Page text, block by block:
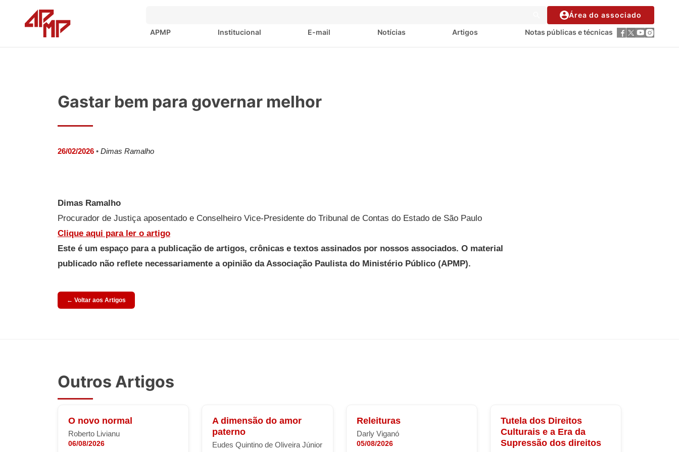
Área do associado
APMP
Institucional E-mail Notícias Artigos Notas públicas e técnicas
Gastar bem para governar melhor
26/02/2026 • Dimas Ramalho
Dimas Ramalho
Procurador de Justiça aposentado e Conselheiro Vice-Presidente do Tribunal de Contas do Estado de São Paulo
Clique aqui para ler o artigo
Este é um espaço para a publicação de artigos, crônicas e textos assinados por nossos associados. O material
publicado não reflete necessariamente a opinião da Associação Paulista do Ministério Público (APMP).
← Voltar aos Artigos
Outros Artigos
O novo normal
Roberto Livianu
06/08/2026
A dimensão do amor
paterno
Eudes Quintino de Oliveira Júnior
Releituras
Darly Viganó
05/08/2026
Tutela dos Direitos
Culturais e a Era da
Supressão dos direitos